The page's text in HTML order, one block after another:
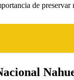
de preservar